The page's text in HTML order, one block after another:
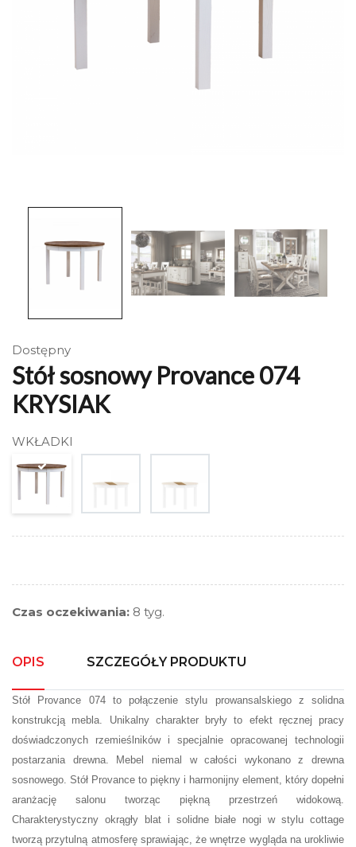
Dostępny
Stół sosnowy Provance 074
KRYSIAK
WKŁADKI
Czas oczekiwania: 8 tyg.
OPIS SZCZEGÓŁY PRODUKTU
Stół Provance 074 to połączenie stylu prowansalskiego z solidna
konstrukcją mebla. Unikalny charakter bryły to efekt ręcznej pracy
doświadczonych rzemieślników i specjalnie opracowanej technologii
postarzania drewna. Mebel niemal w całości wykonano z drewna
sosnowego. Stół Provance to piękny i harmonijny element, który dopełni
aranżację salonu tworząc piękną przestrzeń widokową.
Charakterystyczny okrągły blat i solidne białe nogi w stylu cottage
tworzą przytulną atmosferę sprawiając, że wnętrze wygląda na urokliwie